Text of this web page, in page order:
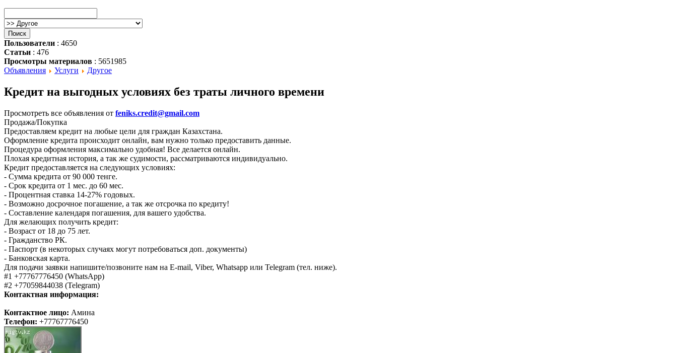
Пользователи : 4650
Статьи : 476
Просмотры материалов : 5651985
Объявления
Услуги Другое
Кредит на выгодных условиях без траты личного времени
Просмотреть все объявления от feniks.credit@gmail.com
Продажа/Покупка
Предоставляем кредит на любые цели для граждан Казахстана.
Оформление кредита происходит онлайн, вам нужно только предоставить данные.
Процедура оформления максимально удобная! Все делается онлайн.
Плохая кредитная история, а так же судимости, рассматриваются индивидуально.
Кредит предоставляется на следующих условиях:
- Сумма кредита от 90 000 тенге.
- Срок кредита от 1 мес. до 60 мес.
- Процентная ставка 14-27% годовых.
- Возможно досрочное погашение, а так же отсрочка по кредиту!
- Составление календаря погашения, для вашего удобства.
Для желающих получить кредит:
- Возраст от 18 до 75 лет.
- Гражданство РК.
- Паспорт (в некоторых случаях могут потребоваться доп. документы)
- Банковская карта.
Для подачи заявки напишите/позвоните нам на E-mail, Viber, Whatsapp или Telegram (тел. ниже).
#1 +77767776450 (WhatsApp)
#2 +77059844038 (Telegram)
Контактная информация:
Контактное лицо: Амина
Телефон: +77767776450